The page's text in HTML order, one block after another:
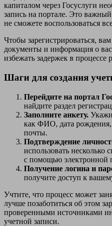
капиталом через Госуслуги
запись на портале. Это
не сможете воспользоваться
Чтобы зарегистрироваться,
документы и информация о
избежать задержек в процессе
Шаги для создания
Перейдите на портал
найдите раздел
Заполните анкету.
как ФИО, дата
почты.
Подтверждение
использовать
с помощью электронной
Получение логина и
получите доступ к
Учтите, что процесс может
лучше позаботиться об этом
проверенными источниками
учетной записи.